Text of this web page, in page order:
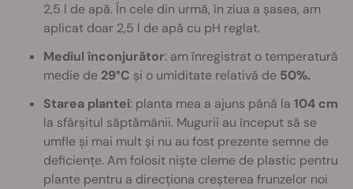
2,5 l de apă. În cele din urmă, în ziua a șasea, am
aplicat doar 2,5 l de apă cu pH reglat.
Mediul înconjurător: am înregistrat o temperatură
medie de 29°C și o umiditate relativă de 50%.
Starea plantei: planta mea a ajuns până la 104 cm
la sfârșitul săptămânii. Mugurii au început să se
umfle și mai mult și nu au fost prezente semne de
deficiențe. Am folosit niște cleme de plastic pentru
plante pentru a direcționa creșterea frunzelor noi